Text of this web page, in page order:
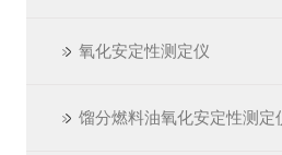
氧化安定性测定仪
馏分燃料油氧化安定性测定